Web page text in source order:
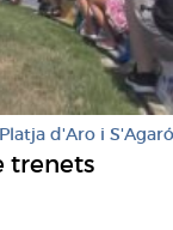
d'Aro i S'Agaró
trenets